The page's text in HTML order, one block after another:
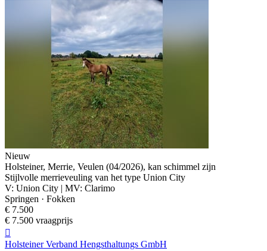
Nieuw
Holsteiner, Merrie, Veulen (04/2026), kan schimmel zijn
Stijlvolle merrieveuling van het type Union City
V: Union City | MV: Clarimo
Springen · Fokken
€ 7.500
€ 7.500 vraagprijs

Holsteiner Verband Hengsthaltungs GmbH